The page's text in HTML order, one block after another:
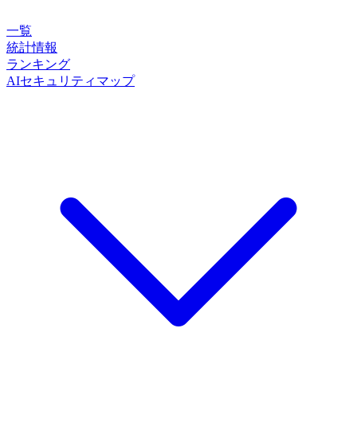
一覧
統計情報
ランキング
AIセキュリティマップ